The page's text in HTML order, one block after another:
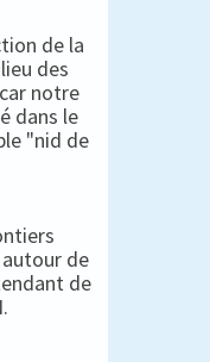
de la
des
notre
dans le
"nid de
de
de